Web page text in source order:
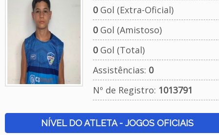
0Gol (Extra-Oficial)
0Gol (Amistoso)
0Gol (Total)
Assistências: 0
Nº de Registro: 1013791
NÍVEL DO ATLETA - JOGOS OFICIAIS